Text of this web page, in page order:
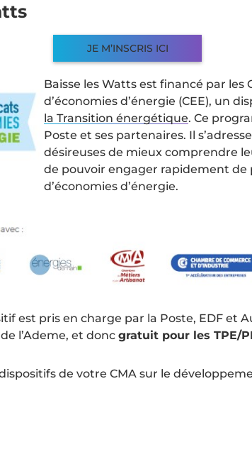
JE M’INSCRIS ICI
Baisse les Watts est financé par les
d’économies d’énergie (CEE), un
la Transition énergétique. Ce
Poste et ses partenaires. Il
désireuses de mieux comprendre
de pouvoir engager rapidement de
d’économies d’énergie.
est pris en charge par la Poste, EDF et
l’Ademe, et donc gratuit pour les TPE/
de votre CMA sur le